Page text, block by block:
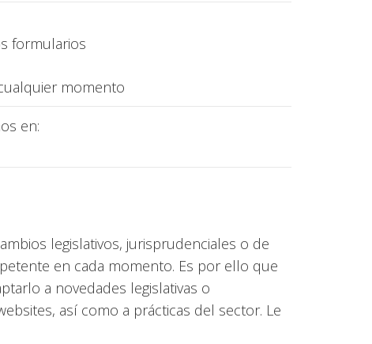
formularios
momento
en:
legislativos, jurisprudenciales o de
en cada momento. Es por ello que
a novedades legislativas o
así como a prácticas del sector. Le